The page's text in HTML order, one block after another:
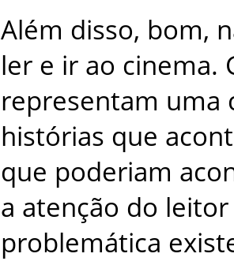
Além disso, bom,
ler e ir ao cinema.
representam uma
histórias que
que poderiam
a atenção do leitor
problemática